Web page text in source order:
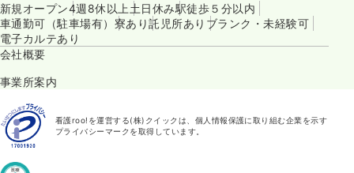
新規オープン4週8休以上 土日休み駅徒歩５分以内
車通勤可（駐車場有） 寮あり託児所あり ブランク・未経験可
電子カルテあり
会社概要
事業所案内
看護roo!を運営する(株)クイックは、個人情報保護に取り組む企業を示す
プライバシーマークを取得しています。